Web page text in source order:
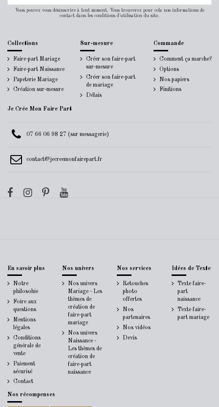
Vous pouvez vous désinscrire à tout moment. Vous trouverez pour cela nos informations de
contact dans les conditions d'utilisation du site.
Collections
Faire-part Mariage
Faire-part Naissance
Papeterie Mariage
Création sur-mesure
Sur-mesure
Créer son faire-part
sur-mesure
Créer son faire-part
de mariage
Délais
Commande
Comment ça marche?
Options
Nos papiers
Finitions
Je Crée Mon Faire Part
07 66 06 98 27 (sur messagerie)
contact@jecreemonfairepart.fr
En savoir plus
Notre
philosohie
Foire aux
questions
Mentions
légales
Conditions
générale de
vente
Paiement
sécurisé
Contact
Nos univers
Nos univers
Mariage - Les
thèmes de
création de
faire-part
mariage
Nos univers
Naissance -
Les thèmes de
création de
faire-part
naissance
Nos services
Retouches
photo
offertes
Nos
partenaires
Nos vidéos
Devis
Idées de Texte
Texte faire-
part
naissance
Texte faire-
part mariage
Nos récompenses